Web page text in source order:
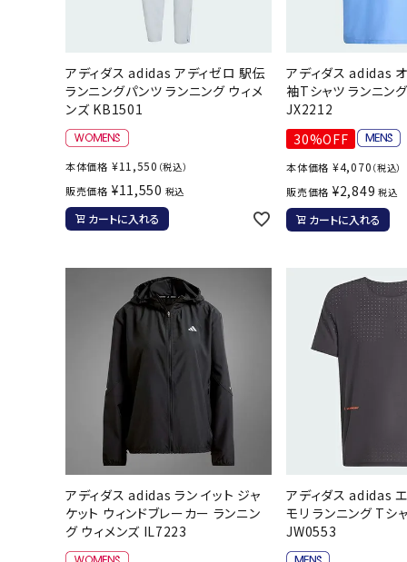
アディダス adidas アディゼロ 駅伝
ランニングパンツ ランニング ウィメ
ンズ KB1501
本体価格 ¥11,550 （税込）
販売価格 ¥11,550 税込
カートに入れる
アディダス adidas
袖Tシャツ ランニン
JX2212
30%OFF
本体価格 ¥4,070 （税込）
販売価格 ¥2,849 税込
カートに入れる
アディダス adidas ラン イット ジャ
ケット ウィンドブレーカー ランニン
グ ウィメンズ IL7223
アディダス adidas
モリ ランニング Tシ
JW0553